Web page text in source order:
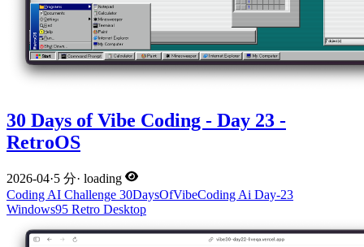
30 Days of Vibe Coding - Day 23 -
RetroOS
2026-04·5 分· loading
Coding AI Challenge 30DaysOfVibeCoding Ai Day-23
Windows95 Retro Desktop